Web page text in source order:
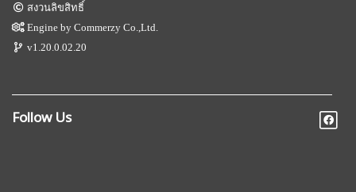
สงวนลิขสิทธิ์
Engine byCommerzy Co.,Ltd.
v1.20.0.02.20
Follow Us